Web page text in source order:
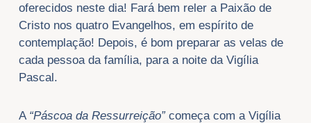
oferecidos neste dia! Fará bem reler a Paixão de
Cristo nos quatro Evangelhos, em espírito de
contemplação! Depois, é bom preparar as velas de
cada pessoa da família, para a noite da Vigília
Pascal.
A “Páscoa da Ressurreição” começa com a Vigília